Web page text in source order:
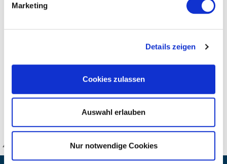
Marketing
Details zeigen
Cookies zulassen
Auswahl erlauben
Nur notwendige Cookies
Auf Lager, 1-3 Werktage
*) inkl. gesetzl. MwSt. zzgl.
KANZLSPERGER GmbH